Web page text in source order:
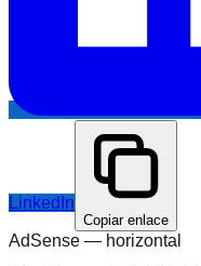
LinkedIn
Copiar enlace
AdSense — horizontal